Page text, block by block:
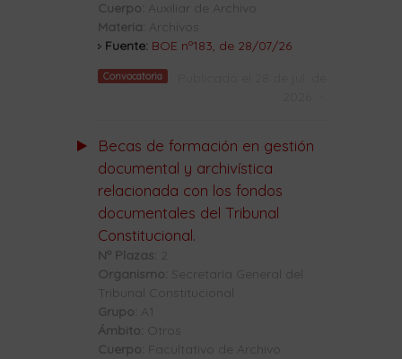
Cuerpo: Auxiliar de Archivo
Materia: Archivos
Fuente: BOE nº183, de 28/07/26
Convocatoria
Becas de formación en gestión
documental y archivística
relacionada con los fondos
documentales del Tribunal
Constitucional.
Nº Plazas: 2
Organismo:
Secretaría General del
Tribunal Constitucional
Grupo: A1
Ámbito:
Otros
Cuerpo: Facultativo de Archivo